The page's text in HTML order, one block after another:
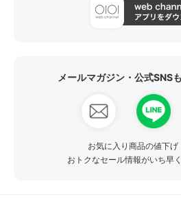
メールマガジン・公式SNS
お気に入り商品の値下げ
おトクなセール情報がいち早